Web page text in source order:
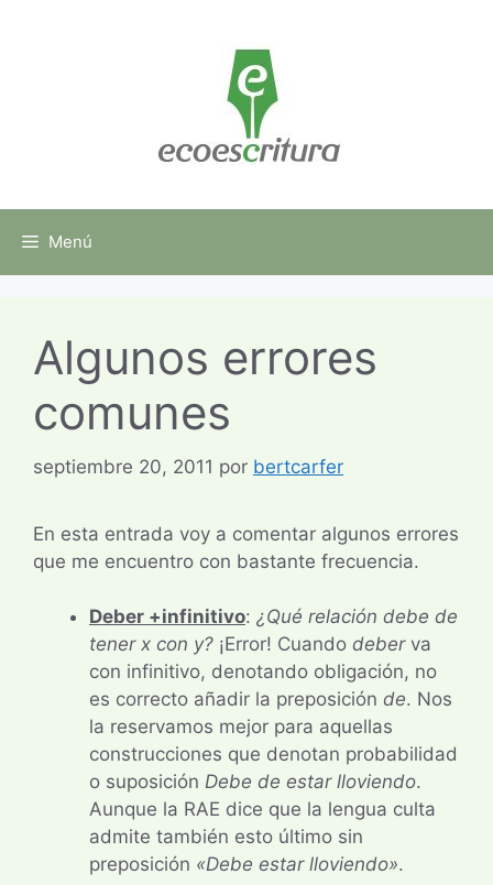
Menú
Algunos errores
comunes
septiembre 20, 2011 por bertcarfer
En esta entrada voy a comentar algunos errores
que me encuentro con bastante frecuencia.
Deber +infinitivo: ¿Qué relación debe de
tener x con y? ¡Error! Cuando deberva
con infinitivo, denotando obligación, no
es correcto añadir la preposición de. Nos
la reservamos mejor para aquellas
construcciones que denotan probabilidad
o suposición Debe de estar lloviendo.
Aunque la RAE dice que la lengua culta
admite también esto último sin
preposición «Debe estar lloviendo».